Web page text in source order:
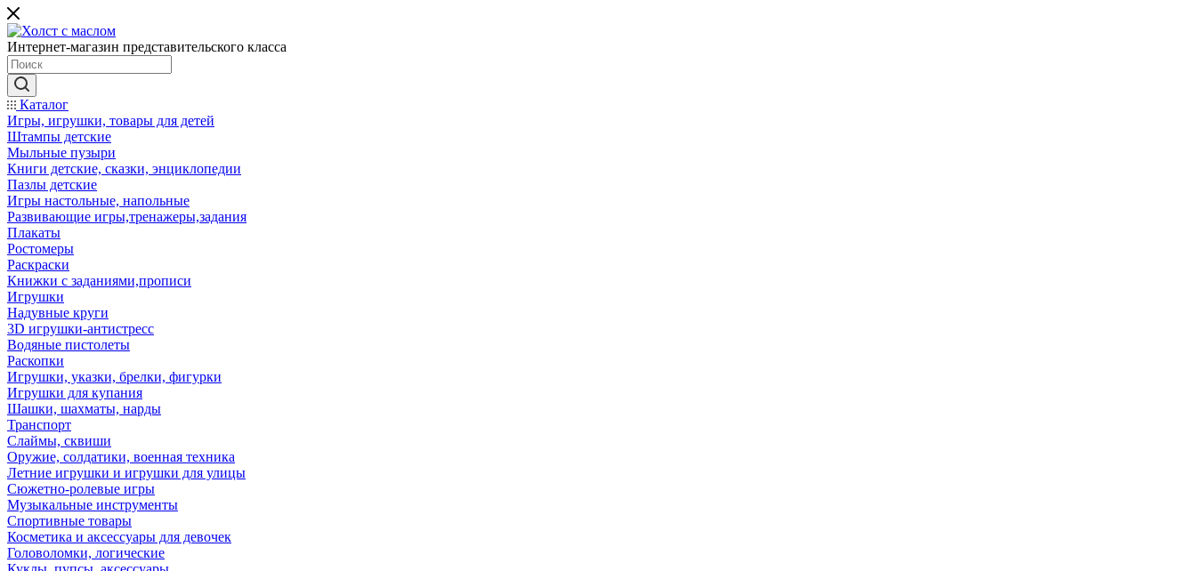
Интернет-магазин представительского класса
Каталог
Игры, игрушки, товары для детей
Штампы детские
Мыльные пузыри
Книги детские, сказки, энциклопедии
Пазлы детские
Игры настольные, напольные
Развивающие игры,тренажеры,задания
Плакаты
Ростомеры
Раскраски
Книжки с заданиями,прописи
Игрушки
Надувные круги
3D игрушки-антистресс
Водяные пистолеты
Раскопки
Игрушки, указки, брелки, фигурки
Игрушки для купания
Шашки, шахматы, нарды
Транспорт
Слаймы, сквиши
Оружие, солдатики, военная техника
Летние игрушки и игрушки для улицы
Сюжетно-ролевые игры
Музыкальные инструменты
Спортивные товары
Косметика и аксессуары для девочек
Головоломки, логические